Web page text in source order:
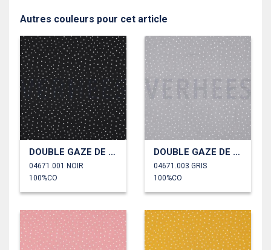
Autres couleurs pour cet article
DOUBLE GAZE DE COTON PETITS POINTS
04671.001 NOIR
100%CO
DOUBLE GAZE DE COTON PETITS POINTS
04671.003 GRIS
100%CO